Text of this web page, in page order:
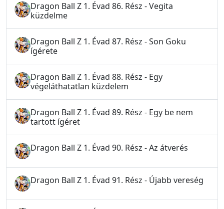
Dragon Ball Z 1. Évad 86. Rész - Vegita
küzdelme
Dragon Ball Z 1. Évad 87. Rész - Son Goku
ígérete
Dragon Ball Z 1. Évad 88. Rész - Egy
végeláthatatlan küzdelem
Dragon Ball Z 1. Évad 89. Rész - Egy be nem
tartott ígéret
Dragon Ball Z 1. Évad 90. Rész - Az átverés
Dragon Ball Z 1. Évad 91. Rész - Újabb vereség